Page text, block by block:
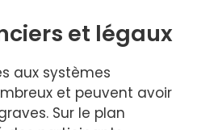
et légaux
aux systèmes
et peuvent avoir
Sur le plan